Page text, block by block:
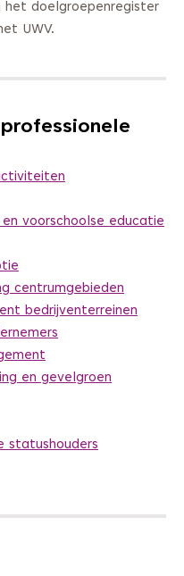
het doelgroepenregister
UWV.
voorschoolse educatie
centrumgebieden
bedrijventerreinen
en gevelgroen
statushouders